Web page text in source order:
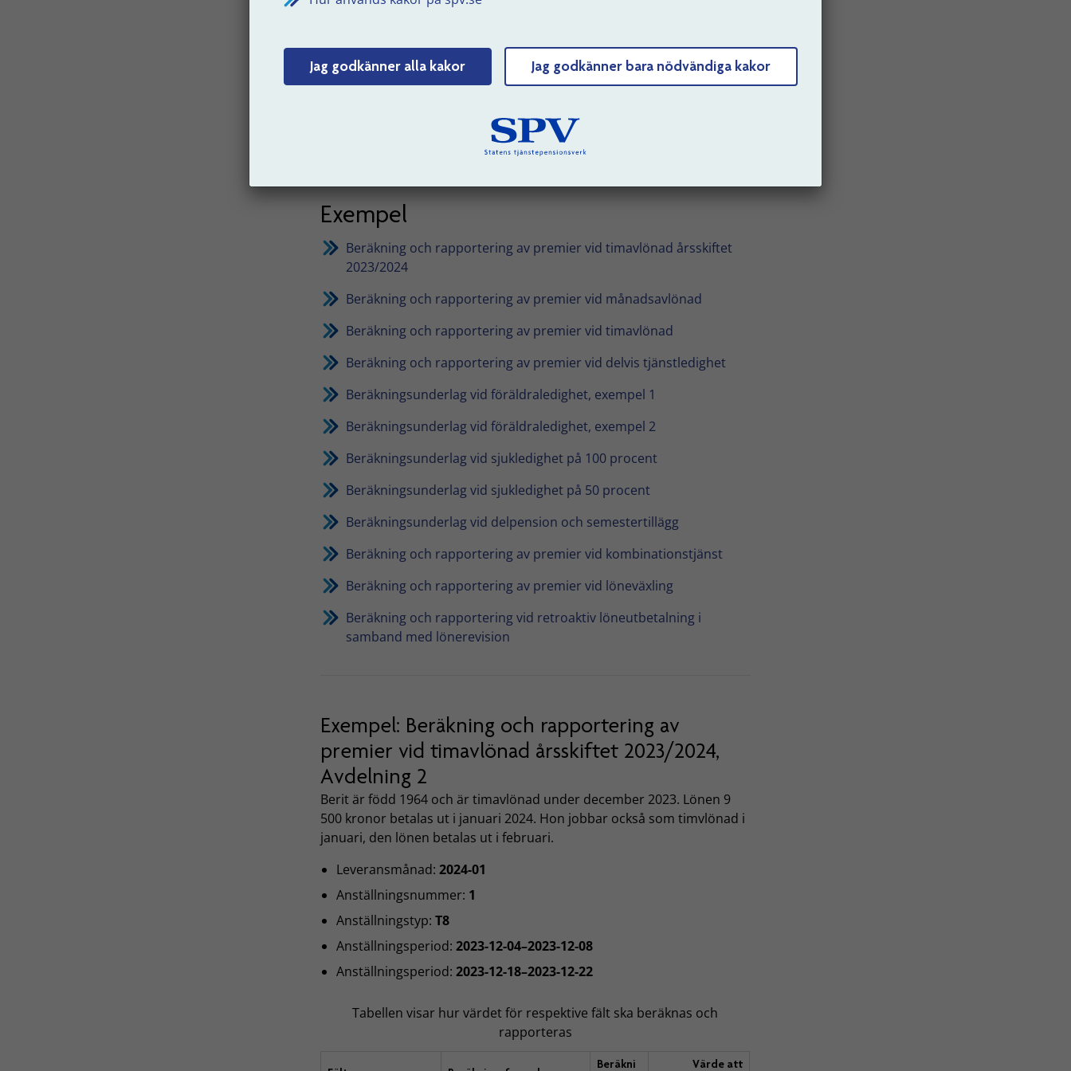
Jag godkänner alla kakor Jag godkänner bara nödvändiga kakor
krav 60.115 för mer information.
Överföringskrav tjänstepensionsavtalet PA 16 version 5.0 (excel,
Vägledning till Retroaktiv löneutbetalning i samband med
Exempel
Beräkning och rapportering av premier vid timavlönad årsskiftet
2023/2024
Beräkning och rapportering av premier vid månadsavlönad
Beräkning och rapportering av premier vid timavlönad
Beräkning och rapportering av premier vid delvis tjänstledighet
Beräkningsunderlag vid föräldraledighet, exempel 1
Beräkningsunderlag vid föräldraledighet, exempel 2
Beräkningsunderlag vid sjukledighet på 100 procent
Beräkningsunderlag vid sjukledighet på 50 procent
Beräkningsunderlag vid delpension och semestertillägg
Beräkning och rapportering av premier vid kombinationstjänst
Beräkning och rapportering av premier vid löneväxling
Beräkning och rapportering vid retroaktiv löneutbetalning i
samband med lönerevision
Exempel: Beräkning och rapportering av
premier vid timavlönad årsskiftet 2023/2024,
Avdelning 2
Berit är född 1964 och är timavlönad under december 2023. Lönen 9
500 kronor betalas ut i januari 2024. Hon jobbar också som timvlönad i
januari, den lönen betalas ut i februari.
Leveransmånad: 2024-01
Anställningsnummer: 1
Anställningstyp: T8
Anställningsperiod: 2023-12-04–2023-12-08
Anställningsperiod: 2023-12-18–2023-12-22
Tabellen visar hur värdet för respektive fält ska beräknas och
rapporteras
Beräkni Värde att